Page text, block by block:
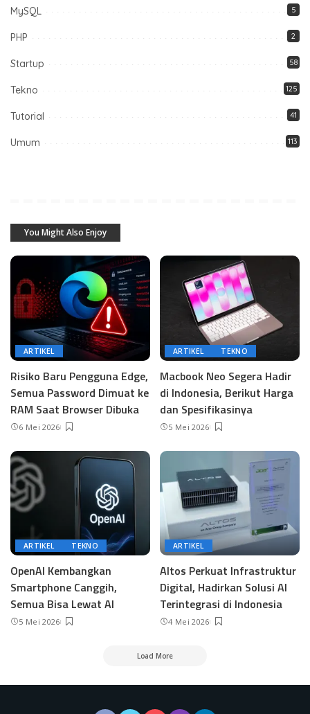
MySQL 5
PHP 2
Startup 58
Tekno 125
Tutorial 41
Umum 113
You Might Also Enjoy
ARTIKEL
Risiko Baru Pengguna Edge,
Semua Password Dimuat ke
RAM Saat Browser Dibuka
6 Mei 2026
ARTIKEL TEKNO
Macbook Neo Segera Hadir
di Indonesia, Berikut Harga
dan Spesifikasinya
5 Mei 2026
ARTIKEL TEKNO
OpenAI Kembangkan
Smartphone Canggih,
Semua Bisa Lewat AI
5 Mei 2026
ARTIKEL
Altos Perkuat Infrastruktur
Digital, Hadirkan Solusi AI
Terintegrasi di Indonesia
4 Mei 2026
Load More